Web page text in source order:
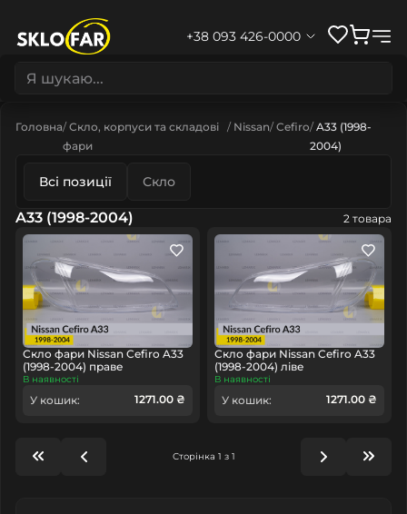
+38 093 426-0000
Головна Скло, корпуси та складові
фари
Nissan Cefiro A33 (1998-
2004)
Всі позиції Скло
A33 (1998-2004) 2 товара
Скло фари Nissan Cefiro A33
(1998-2004) праве
В наявності
У кошик: 1271.00 ₴
Скло фари Nissan Cefiro A33
(1998-2004) ліве
В наявності
У кошик: 1271.00 ₴
Сторінка 1 з 1